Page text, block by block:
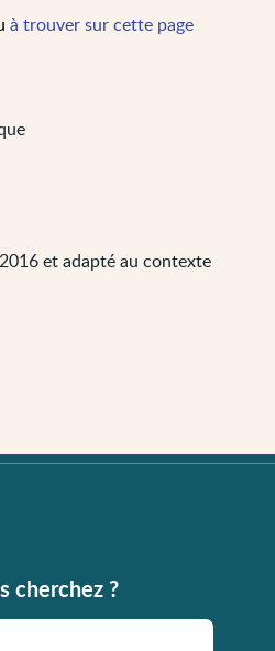
à trouver sur cette page
et adapté au contexte
cherchez ?